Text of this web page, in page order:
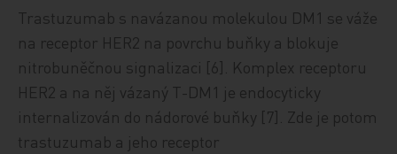
Trastuzumab s navázanou molekulou DM1 se váže
na receptor HER2 na povrchu buňky a blokuje
nitrobuněčnou signalizaci [6]. Komplex receptoru
HER2 a na něj vázaný T-DM1 je endocyticky
internalizován do nádorové buňky [7]. Zde je potom
trastuzumab a jeho receptor